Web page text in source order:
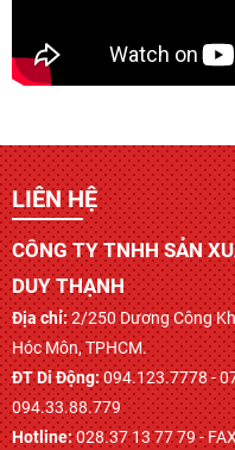
LIÊN HỆ
CÔNG TY TNHH SẢN
DUY THẠNH
Địa chỉ:2/250 Dương Công
Hóc Môn, TPHCM.
ĐT Di Động:094.123.7778 -
094.33.88.779
Hotline:028.37 13 77 79 -